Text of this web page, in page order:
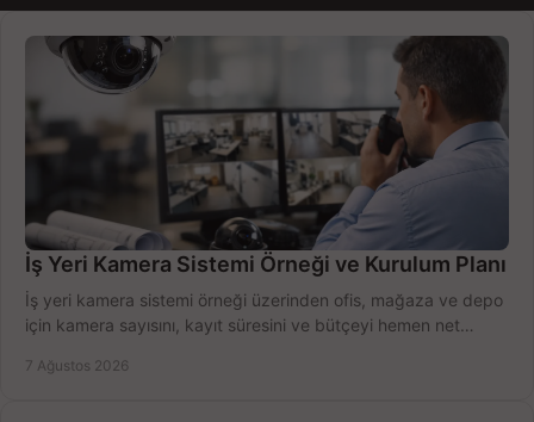
İş Yeri Kamera Sistemi Örneği ve Kurulum Planı
İş yeri kamera sistemi örneği üzerinden ofis, mağaza ve depo
için kamera sayısını, kayıt süresini ve bütçeyi hemen net
7 Ağustos 2026